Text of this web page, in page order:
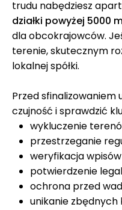
trudu nabędziesz
działki powyżej 5000
dla obcokrajowców.
terenie, skutecznym
lokalnej spółki.
Przed
czujność i sprawdzić
wykluczenie
przestrzeganie
weryfikacja
potwierdzenie
ochrona przed
unikanie zbędnych